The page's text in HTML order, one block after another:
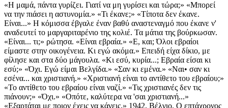
«Η μαμά, πάντα γυρίζει. Γιατί να μη γυρίσει και τώρα;» «Μπορεί
να την πιάσει η αστυνομία.» «Τι έκανε;» «Τίποτα δεν έκανε.
Είναι...» Η κόμισσα έβγαλε έναν βαθύ αναστεναγμό που έκανε ν'
αναδευτεί το μαργαριταρένιο της κολιέ. Τα μάτια της βούρκωσαν.
«Είναι... τι;» ρώτησα. «Είναι εβραία.» «Ε, και; Όλοι εβραίοι
είμαστε στην οικογένεια. Κι εγώ ακόμα.» Επειδή είχα δίκιο, με
φίλησε και στα δύο μάγουλα. «Κι εσύ, κυρία...; Εβραία είσαι κι
εσύ;» «Όχι. Εγώ είμαι Βελγίδα.» «Σαν κι εμένα.» «Ναι• σαν κι
εσένα... και χριστιανή.» «Χριστιανή είναι το αντίθετο του εβραίου;»
«Το αντίθετο του εβραίου είναι ναζί.» «Τις χριστιανές δεν τις
πιάνουν;» «Όχι.» «Οπότε, καλύτερα να 'σαι χριστιανή...»
«Εξαρτάται με ποιον έχεις να κάνεις.» 1942, Βέλγιο. Ο επτάχρονος